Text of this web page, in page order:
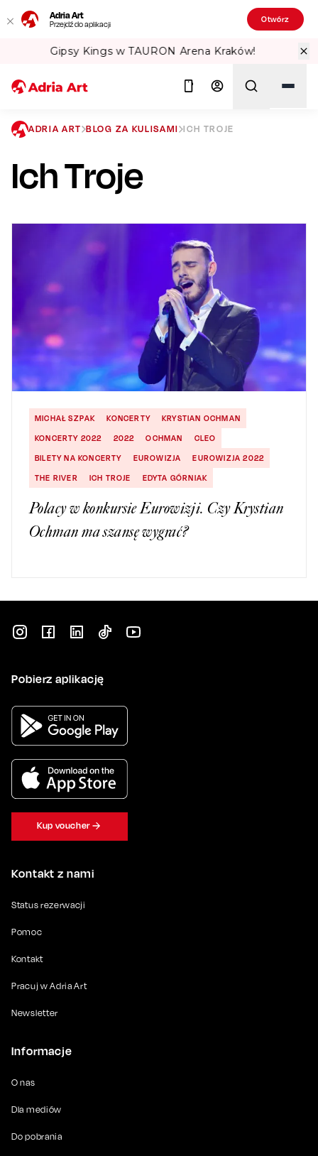
Adria Art
Przejdź do aplikacji Otwórz
Sprawdź Teatralne Lato w
ADRIA ART BLOG ZA KULISAMI ICH TROJE
Ich Troje
MICHAŁ SZPAK KONCERTY
KRYSTIAN OCHMAN
KONCERTY 2022
2022 OCHMAN
CLEO
BILETY NA KONCERTY
EUROWIZJA
EUROWIZJA 2022
THE RIVER
ICH TROJE EDYTA GÓRNIAK
Polacy w konkursie Eurowizji. Czy Krystian
Ochman ma szansę wygrać?
Kontakt z nami
Status rezerwacji
Pomoc
Kontakt
Pracuj w Adria Art
Newsletter
Informacje
O nas
Dla mediów
Do pobrania
Pobierz aplikację
Kup voucher